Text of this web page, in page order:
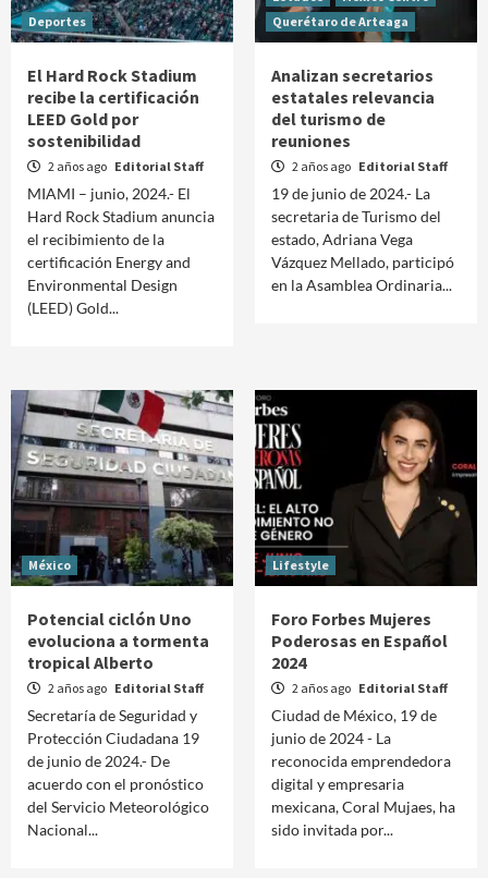
Deportes
El Hard Rock Stadium
recibe la certificación
LEED Gold por
sostenibilidad
2 años ago Editorial Staff
MIAMI – junio, 2024.- El
Hard Rock Stadium anuncia
el recibimiento de la
certificación Energy and
Environmental Design
(LEED) Gold...
Querétaro de Arteaga
Analizan secretarios
estatales relevancia
del turismo de
reuniones
2 años ago Editorial Staff
19 de junio de 2024.- La
secretaria de Turismo del
estado, Adriana Vega
Vázquez Mellado, participó
en la Asamblea Ordinaria...
México
Potencial ciclón Uno
evoluciona a tormenta
tropical Alberto
2 años ago Editorial Staff
Secretaría de Seguridad y
Protección Ciudadana 19
de junio de 2024.- De
acuerdo con el pronóstico
del Servicio Meteorológico
Nacional...
Lifestyle
Foro Forbes Mujeres
Poderosas en Español
2024
2 años ago Editorial Staff
Ciudad de México, 19 de
junio de 2024 - La
reconocida emprendedora
digital y empresaria
mexicana, Coral Mujaes, ha
sido invitada por...